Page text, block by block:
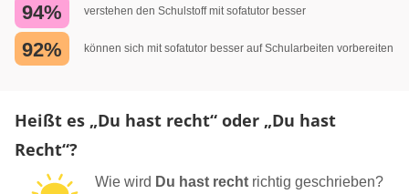
94% verstehen den Schulstoff mit sofatutor besser
92% können sich mit sofatutor besser auf Schularbeiten vorbereiten
Heißt es „Du hast recht“ oder „Du hast
Recht“?
Wie wird Du hast recht richtig geschrieben?